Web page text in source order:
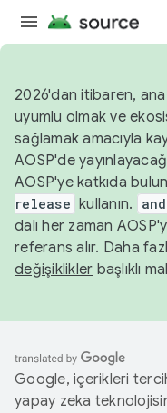
2026'dan itibaren,
uyumlu olmak ve
sağlamak amacıyla
AOSP'de
AOSP'ye katkıda
release kullanın.
dalı her zaman
referans alır. Daha
değişiklikler başlıklı
Google, içerikleri
yapay zeka